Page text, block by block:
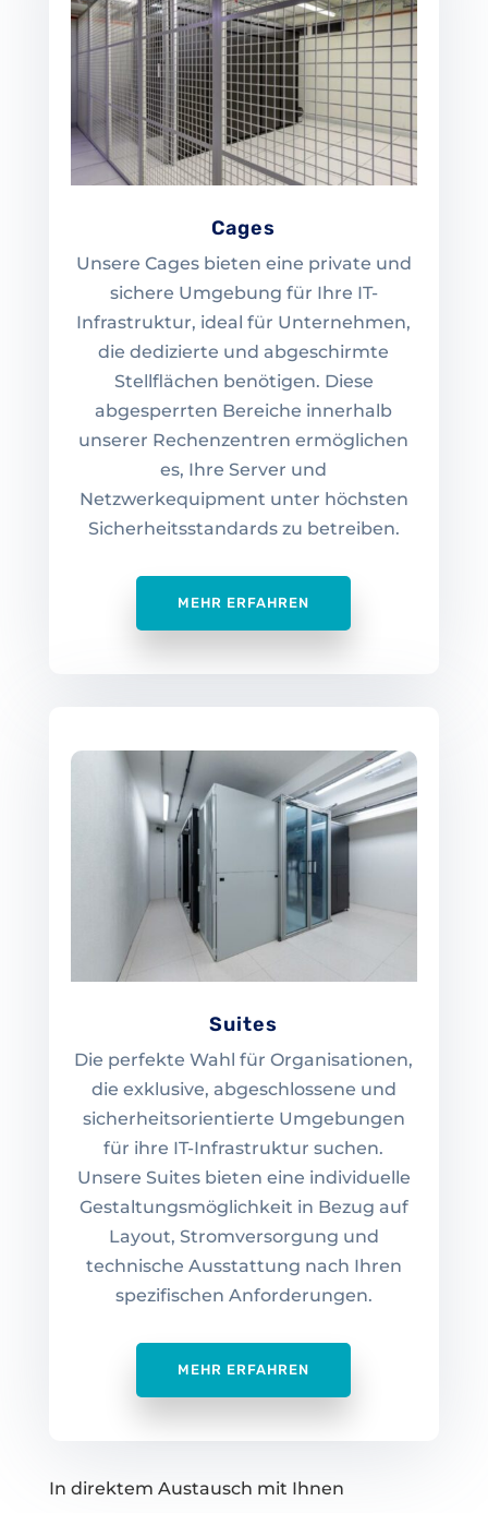
Cages
Unsere Cages bieten eine private und
sichere Umgebung für Ihre IT-
Infrastruktur, ideal für Unternehmen,
die dedizierte und abgeschirmte
Stellflächen benötigen. Diese
abgesperrten Bereiche innerhalb
unserer Rechenzentren ermöglichen
es, Ihre Server und
Netzwerkequipment unter höchsten
Sicherheitsstandards zu betreiben.
MEHR ERFAHREN
Suites
Die perfekte Wahl für Organisationen,
die exklusive, abgeschlossene und
sicherheitsorientierte Umgebungen
für ihre IT-Infrastruktur suchen.
Unsere Suites bieten eine individuelle
Gestaltungsmöglichkeit in Bezug auf
Layout, Stromversorgung und
technische Ausstattung nach Ihren
spezifischen Anforderungen.
MEHR ERFAHREN
In direktem Austausch mit Ihnen